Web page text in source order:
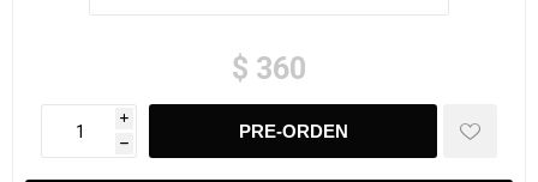
$ 360
i
h